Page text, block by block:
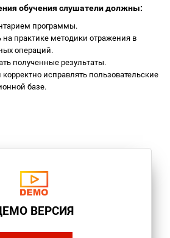
обучения слушатели должны:
программы.
практике методики отражения в
операций.
полученные результаты.
исправлять пользовательские
базе.
ВЕРСИЯ